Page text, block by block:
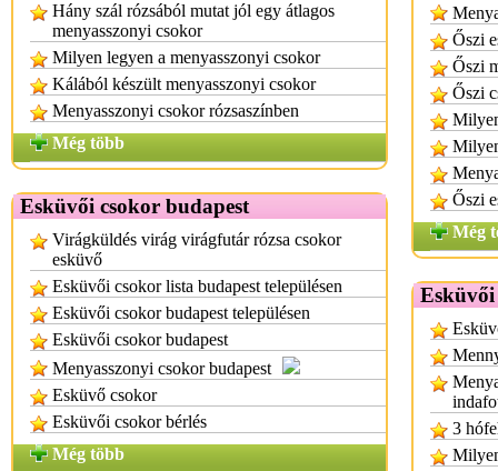
Hány szál rózsából mutat jól egy átlagos
menyasszonyi csokor
Milyen legyen a menyasszonyi csokor
Kálából készült menyasszonyi csokor
Menyasszonyi csokor rózsaszínben
Még több
Esküvői csokor budapest
Virágküldés virág virágfutár rózsa csokor
esküvő
Esküvői csokor lista budapest településen
Esküvői csokor budapest településen
Esküvői csokor budapest
Menyasszonyi csokor budapest
Esküvő csokor
Esküvői csokor bérlés
Még több
Őszi
Őszi
Őszi
Őszi
Még
Esküvői
3